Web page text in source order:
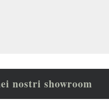
nostri showroom